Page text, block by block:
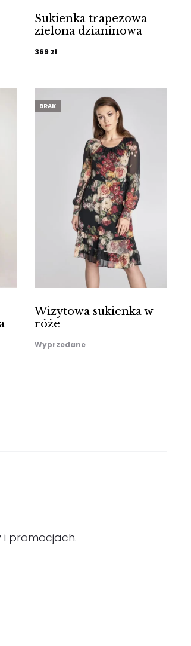
Sukienka trapezowa
zielona dzianinowa
369 zł
BRAK
Wizytowa sukienka w
róże
Wyprzedane
i promocjach.